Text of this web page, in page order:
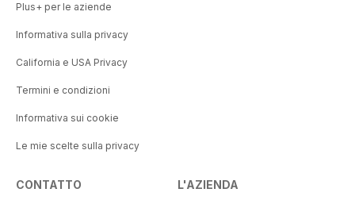
Plus+ per le aziende
Informativa sulla privacy
California e USA Privacy
Termini e condizioni
Informativa sui cookie
Le mie scelte sulla privacy
CONTATTO L'AZIENDA